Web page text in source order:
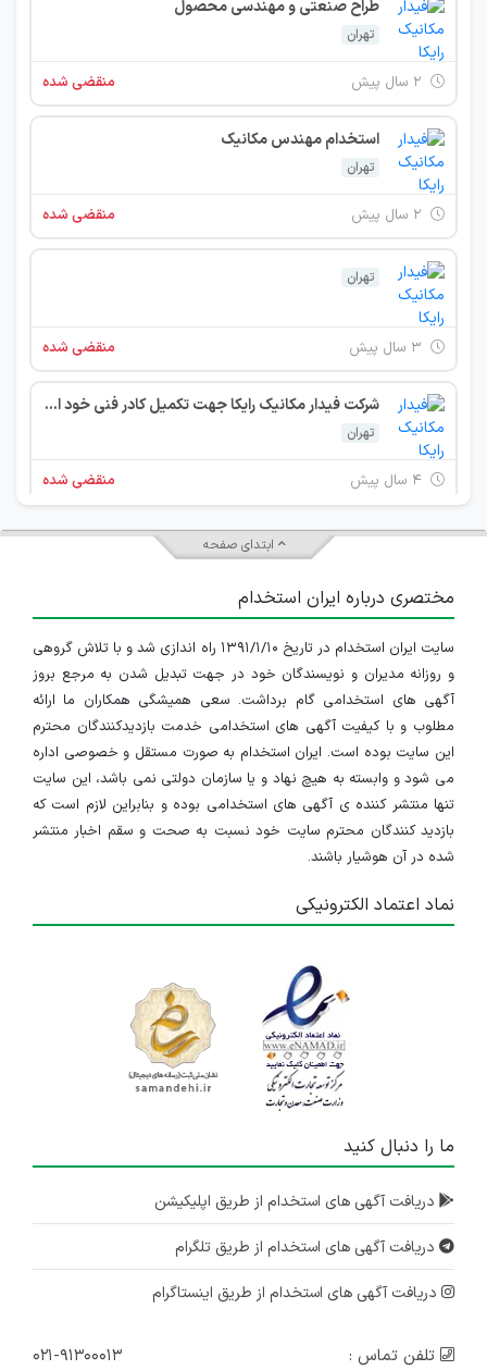
طراح صنعتی و مهندسی محصول
تهران
منقضی شده
استخدام مهندس مکانیک
تهران
منقضی شده
تهران
منقضی شده
شرکت فیدار مکانیک رایکا جهت تکمیل کادر فنی خود از افراد واجد شرایط زیر دعوت به همکاری می نماید.
تهران
منقضی شده
ابتدای صفحه
مختصری درباره ایران استخدام
سایت ایران استخدام در تاریخ ۱۳۹۱/۱/۱۰ راه اندازی شد و با تلاش گروهی
و روزانه مدیران و نویسندگان خود در جهت تبدیل شدن به مرجع بروز
آگهی های استخدامی گام برداشت. سعی همیشگی همکاران ما ارائه
مطلوب و با کیفیت آگهی های استخدامی خدمت بازدیدکنندگان محترم
این سایت بوده است. ایران استخدام به صورت مستقل و خصوصی اداره
می شود و وابسته به هیچ نهاد و یا سازمان دولتی نمی باشد، این سایت
تنها منتشر کننده ی آگهی های استخدامی بوده و بنابراین لازم است که
بازدید کنندگان محترم سایت خود نسبت به صحت و سقم اخبار منتشر
شده در آن هوشیار باشند.
نماد اعتماد الکترونیکی
ما را دنبال کنید
دریافت آگهی های استخدام از طریق اپلیکیشن
دریافت آگهی های استخدام از طریق تلگرام
دریافت آگهی های استخدام از طریق اینستاگرام
تلفن تماس : ۰۲۱-۹۱۳۰۰۰۱۳